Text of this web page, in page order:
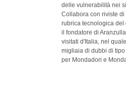
delle vulnerabilità nei
Collabora con riviste
rubrica tecnologica
il fondatore di
visitati d'Italia, nel
migliaia di dubbi di
per Mondadori e